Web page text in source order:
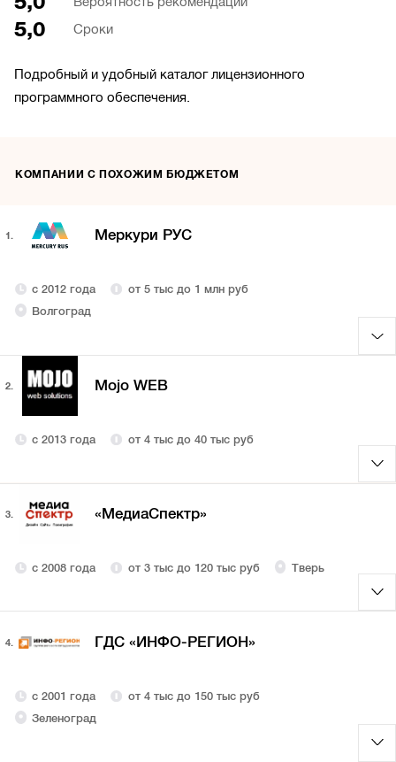
5,0 Сроки
Подробный и удобный каталог лицензионного
программного обеспечения.
КОМПАНИИ С ПОХОЖИМ БЮДЖЕТОМ
1. Меркури РУС
с 2012 года
от 5 тыс до 1 млн руб
Волгоград
2. Mojo WEB
с 2013 года от 4 тыс до 40 тыс руб
3. «МедиаСпектр»
с 2008 года от 3 тыс до 120 тыс руб Тверь
4. ГДС «ИНФО-РЕГИОН»
с 2001 года
от 4 тыс до 150 тыс руб
Зеленоград